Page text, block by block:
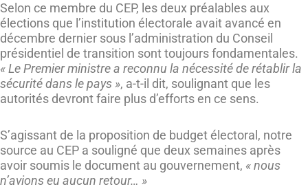
Selon ce membre du CEP, les deux préalables aux
élections que l’institution électorale avait avancé en
décembre dernier sous l’administration du Conseil
présidentiel de transition sont toujours fondamentales.
« Le Premier ministre a reconnu la nécessité de rétablir la
sécurité dans le pays », a-t-il dit, soulignant que les
autorités devront faire plus d’efforts en ce sens.
S’agissant de la proposition de budget électoral, notre
source au CEP a souligné que deux semaines après
avoir soumis le document au gouvernement, « nous
n’avions eu aucun retour… »